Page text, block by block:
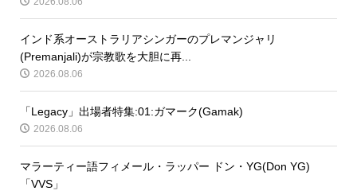
インド系オーストラリアシンガーのプレマンジャリ
(Premanjali)が宗教歌を大胆に再...
2026.08.06
「Legacy」出場者特集:01:ガマーク(Gamak)
2026.08.06
マラーティー語フィメール・ラッパー ドン・YG(Don YG)
「VVS」